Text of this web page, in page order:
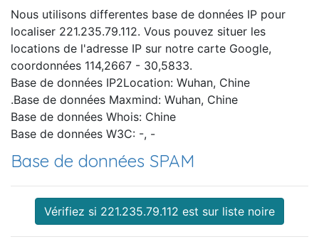
Nous utilisons differentes base de données IP pour
localiser 221.235.79.112. Vous pouvez situer les
locations de l'adresse IP sur notre carte Google,
coordonnées 114,2667 - 30,5833.
Base de données IP2Location: Wuhan, Chine
.Base de données Maxmind: Wuhan, Chine
Base de données Whois: Chine
Base de données W3C: -, -
Base de données SPAM
Vérifiez si 221.235.79.112 est sur liste noire